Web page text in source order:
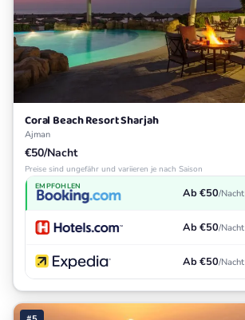
Coral Beach Resort Sharjah
Ajman
€50/Nacht
Preise sind ungefähr und variieren je nach Saison
EMPFOHLEN Ab €50/Nacht
Ab €50/Nacht
Ab €50/Nacht